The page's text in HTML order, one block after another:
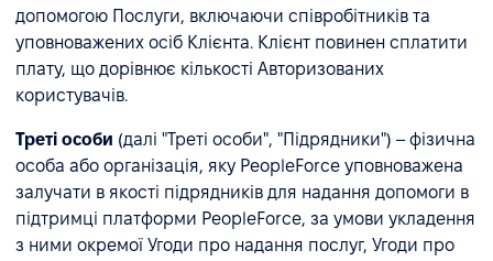
допомогою Послуги, включаючи співробітників та
уповноважених осіб Клієнта. Клієнт повинен сплатити
плату, що дорівнює кількості Авторизованих
користувачів.
Треті особи (далі "Треті особи", "Підрядники") – фізична
особа або організація, яку PeopleForce уповноважена
залучати в якості підрядників для надання допомоги в
підтримці платформи PeopleForce, за умови укладення
з ними окремої Угоди про надання послуг, Угоди про